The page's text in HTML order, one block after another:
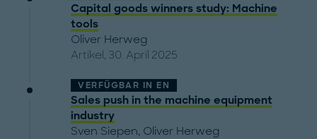
Capital goods winners study: Machine
tools
Oliver Herweg
Artikel, 30. April 2025
VERFÜGBAR IN EN
Sales push in the machine equipment
industry
Sven Siepen, Oliver Herweg